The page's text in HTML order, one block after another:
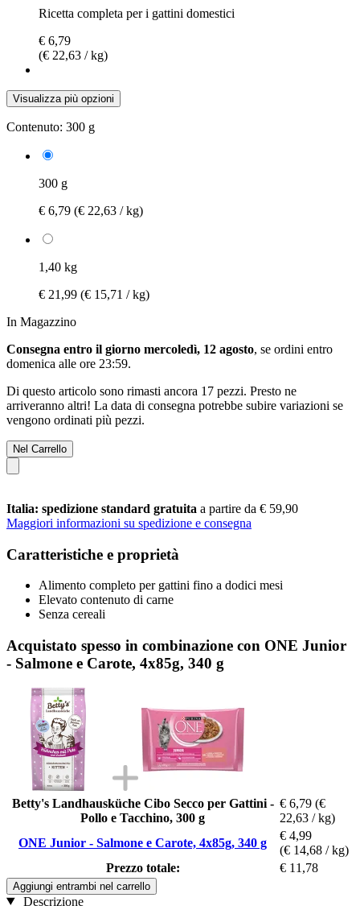
Ricetta completa per i gattini domestici
€ 6,79
(€ 22,63 / kg)
Visualizza più opzioni
Contenuto: 300 g
300 g
€ 6,79 (€ 22,63 / kg)
1,40 kg
€ 21,99 (€ 15,71 / kg)
In Magazzino
Consegna entro il giorno mercoledì, 12 agosto, se ordini entro
domenica alle ore 23:59.
Di questo articolo sono rimasti ancora 17 pezzi. Presto ne
arriveranno altri! La data di consegna potrebbe subire variazioni se
vengono ordinati più pezzi.
Nel Carrello
Italia: spedizione standard gratuita a partire da € 59,90
Maggiori informazioni su spedizione e consegna
Caratteristiche e proprietà
Alimento completo per gattini fino a dodici mesi
Elevato contenuto di carne
Senza cereali
Acquistato spesso in combinazione con ONE Junior
- Salmone e Carote, 4x85g, 340 g
Betty's Landhausküche Cibo Secco per Gattini -
Pollo e Tacchino, 300 g
€ 6,79 (€
22,63 / kg)
ONE Junior - Salmone e Carote, 4x85g, 340 g
€ 4,99
(€ 14,68 / kg)
Prezzo totale:
€ 11,78
Aggiungi entrambi nel carrello
Descrizione